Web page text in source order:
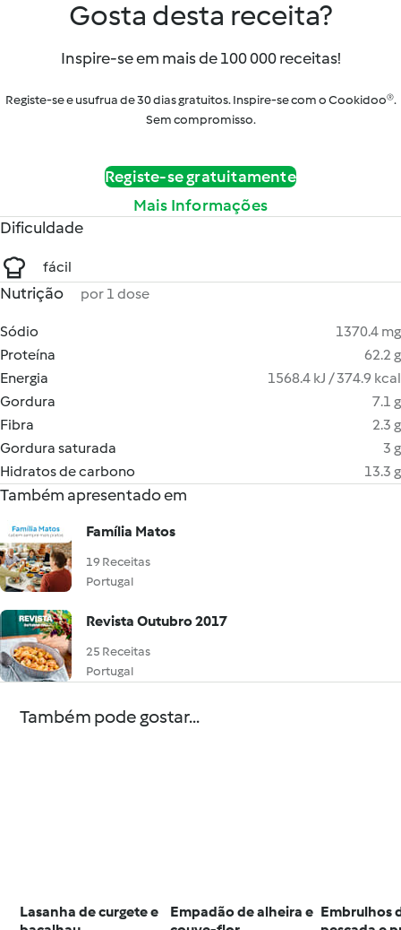
Gosta desta receita?
Inspire-se em mais de 100 000 receitas!
Registe-se e usufrua de 30 dias gratuitos. Inspire-se com o Cookidoo®.
Sem compromisso.
Registe-se gratuitamente
Mais Informações
Dificuldade
fácil
Nutrição por 1 dose
Sódio
1370.4 mg
Proteína
62.2 g
Energia
1568.4 kJ / 374.9 kcal
Gordura
7.1 g
Fibra
2.3 g
Gordura saturada
3 g
Hidratos de carbono
13.3 g
Também apresentado em
Família Matos
19 Receitas
Portugal
Revista Outubro 2017
25 Receitas
Portugal
Também pode gostar...
Lasanha de curgete e
Empadão de alheira e Embrulhos